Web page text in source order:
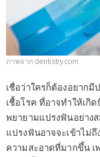
ภาพจาก dentistry.com
เชื่อว่าใครก็ต้องอยาก
เชื้อโรค ที่อาจทำให้เกิ
พยายามแปรงฟันอย่าง
แปรงฟันอาจจะเข้าไม่ถึ
ความสะอาดที่มากขึ้น